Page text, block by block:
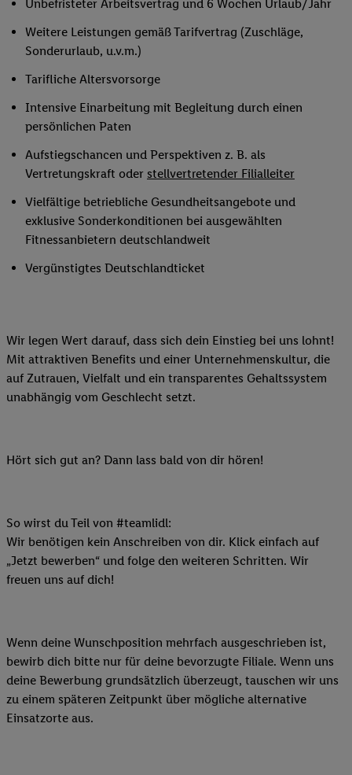
Unbefristeter Arbeitsvertrag und 6 Wochen Urlaub/Jahr
Weitere Leistungen gemäß Tarifvertrag (Zuschläge,
Sonderurlaub, u.v.m.)
Tarifliche Altersvorsorge
Intensive Einarbeitung mit Begleitung durch einen
persönlichen Paten
Aufstiegschancen und Perspektiven z. B. als
Vertretungskraft oder stellvertretender Filialleiter
Vielfältige betriebliche Gesundheitsangebote und
exklusive Sonderkonditionen bei ausgewählten
Fitnessanbietern deutschlandweit
Vergünstigtes Deutschlandticket
Wir legen Wert darauf, dass sich dein Einstieg bei uns lohnt!
Mit attraktiven Benefits und einer Unternehmenskultur, die
auf Zutrauen, Vielfalt und ein transparentes Gehaltssystem
unabhängig vom Geschlecht setzt.
Hört sich gut an? Dann lass bald von dir hören!
So wirst du Teil von #teamlidl:
Wir benötigen kein Anschreiben von dir. Klick einfach auf
„Jetzt bewerben“ und folge den weiteren Schritten. Wir
freuen uns auf dich!
Wenn deine Wunschposition mehrfach ausgeschrieben ist,
bewirb dich bitte nur für deine bevorzugte Filiale. Wenn uns
deine Bewerbung grundsätzlich überzeugt, tauschen wir uns
zu einem späteren Zeitpunkt über mögliche alternative
Einsatzorte aus.